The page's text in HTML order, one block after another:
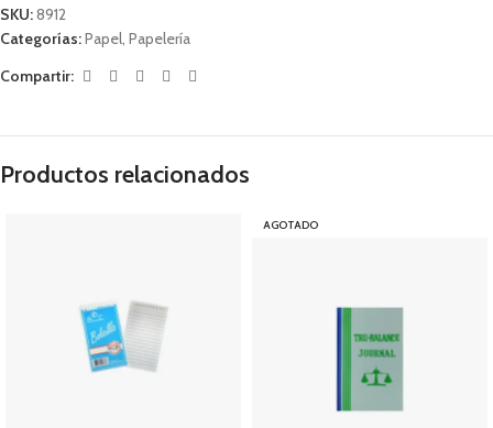
SKU:8912
Categorías:Papel, Papelería
Compartir:
Productos relacionados
AGOTADO